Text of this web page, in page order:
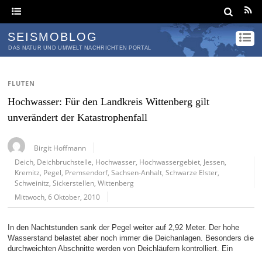
SEISMOBLOG
DAS NATUR UND UMWELT NACHRICHTEN PORTAL
FLUTEN
Hochwasser: Für den Landkreis Wittenberg gilt
unverändert der Katastrophenfall
Birgit Hoffmann
Deich Deichbruchstelle Hochwasser Hochwassergebiet Jessen
Kremitz Pegel Premsendorf,Sachsen-Anhalt ,Schwarze Elster
Schweinitz ,Sickerstellen ,Wittenberg
Mittwoch, 6 Oktober, 2010
In den Nachtstunden sank der Pegel weiter auf 2,92 Meter. Der hohe
Wasserstand belastet aber noch immer die Deichanlagen. Besonders die
durchweichten Abschnitte werden von Deichläufern kontrolliert. Ein